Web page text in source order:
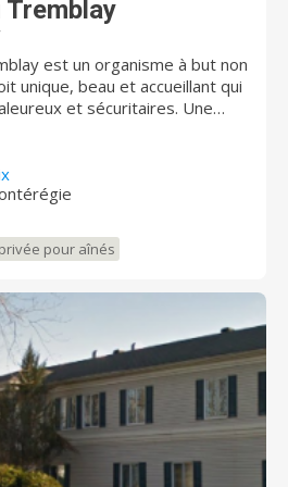
Tremblay
est un organisme à but non
unique, beau et accueillant qui
et sécuritaires. Une
pour aînés